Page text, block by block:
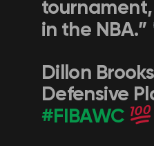
in the NBA.”
Dillon
Defensive
#FIBAWC